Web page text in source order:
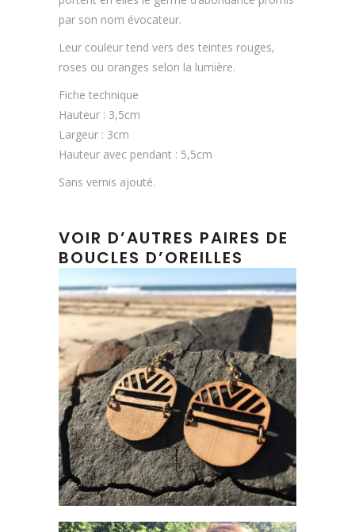
par son nom évocateur.
Leur couleur tend vers des teintes rouges,
roses ou oranges selon la lumière.
Fiche technique
Hauteur : 3,5cm
Largeur : 3cm
Hauteur avec pendant : 5,5cm
Sans vernis ajouté.
VOIR D’AUTRES PAIRES DE
BOUCLES D’OREILLES
BOUCLES D’OREILLES EN BOIS –
AMADO
€14.00